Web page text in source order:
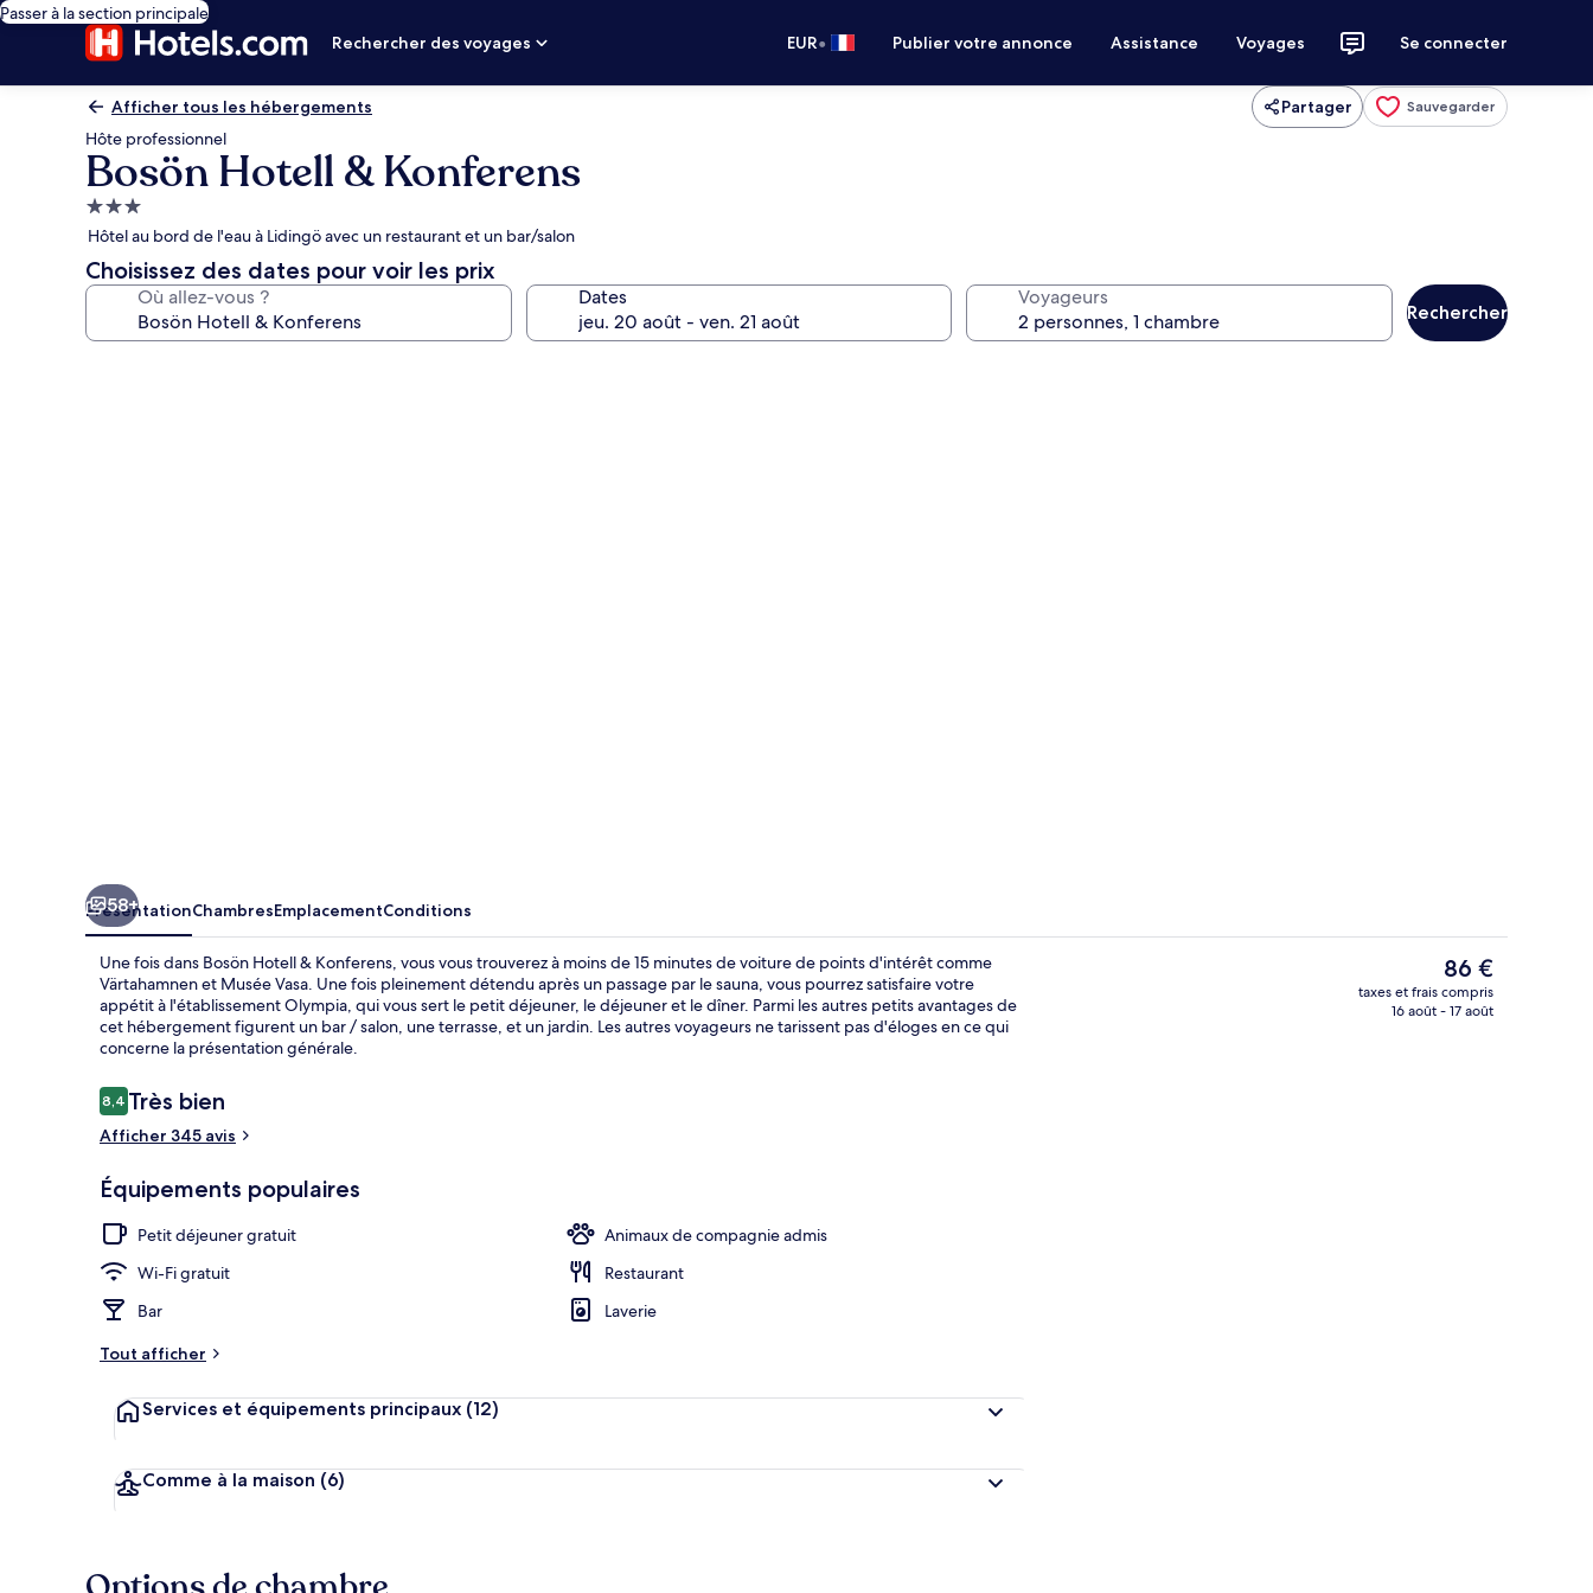
Passer à la section principale
Rechercher des voyages
EUR• Publier votre annonce Assistance Voyages Se connecter
Afficher tous les hébergements Partager Sauvegarder
Hôte professionnel
Bosön Hotell & Konferens
Hébergement
3.0 étoiles
Hôtel au bord de l'eau à Lidingö avec un restaurant et un bar/salon
Choisissez des dates pour voir les prix
Où allez-vous ? Dates Voyageurs
Rechercher
Extérieur
58+
PrésentationChambresEmplacementConditions
Une fois dans Bosön Hotell & Konferens, vous vous trouverez à moins de 15 minutes de voiture de points d'intérêt comme
Värtahamnen et Musée Vasa. Une fois pleinement détendu après un passage par le sauna, vous pourrez satisfaire votre
appétit à l'établissement Olympia, qui vous sert le petit déjeuner, le déjeuner et le dîner. Parmi les autres petits avantages de
cet hébergement figurent un bar / salon, une terrasse, et un jardin. Les autres voyageurs ne tarissent pas d'éloges en ce qui
concerne la présentation générale.
Avis
voyageurs
8,48,4 sur 10
Très bien
Afficher 345 avis
Équipements populaires
Petit déjeuner gratuit
Animaux de compagnie admis
Wi-Fi gratuit
Restaurant
Bar
Laverie
Tout afficher
Services et équipements principaux (12)
Comme à la maison (6)
Le
prix
actuel
86 €
taxes et frais compris
16 août - 17 août